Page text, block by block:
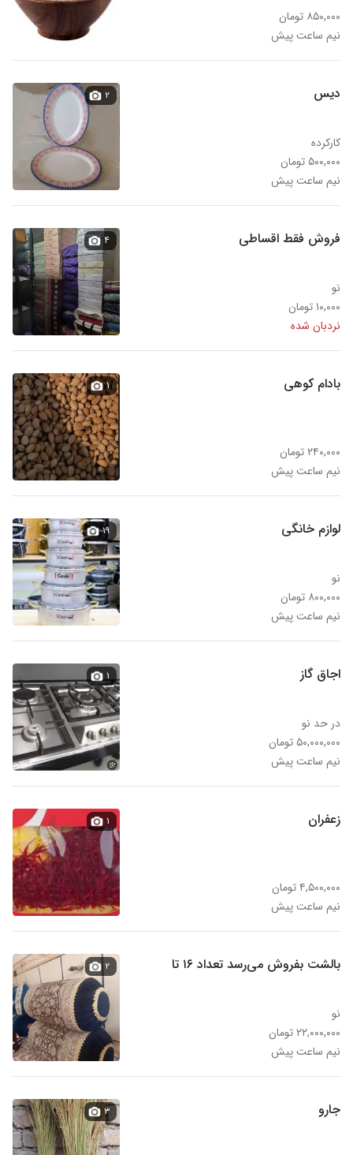
۸۵۰,۰۰۰ تومان
نیم ساعت پیش
دیس
کارکرده
۵۰۰,۰۰۰ تومان
نیم ساعت پیش
۲
فروش فقط اقساطی
نو
۱۰,۰۰۰ تومان
نردبان شده
۴
بادام کوهی
۲۴۰,۰۰۰ تومان
نیم ساعت پیش
۱
لوازم خانگی
نو
۸۰۰,۰۰۰ تومان
نیم ساعت پیش
۱۹
اجاق گاز
در حد نو
۵۰,۰۰۰,۰۰۰ تومان
نیم ساعت پیش
۱
زعفران
۴,۵۰۰,۰۰۰ تومان
نیم ساعت پیش
۱
بالشت بفروش می‌رسد تعداد ۱۶ تا
نو
۲۲,۰۰۰,۰۰۰ تومان
نیم ساعت پیش
۲
جارو ۳